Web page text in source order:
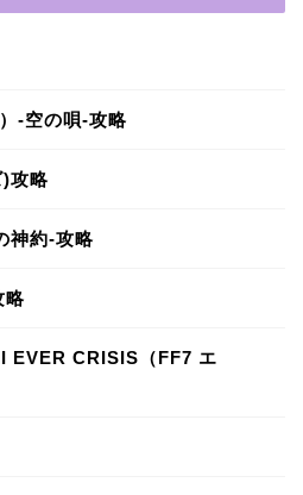
-空の唄-攻略
攻略
神約-攻略
略
EVER CRISIS（FF7 エ